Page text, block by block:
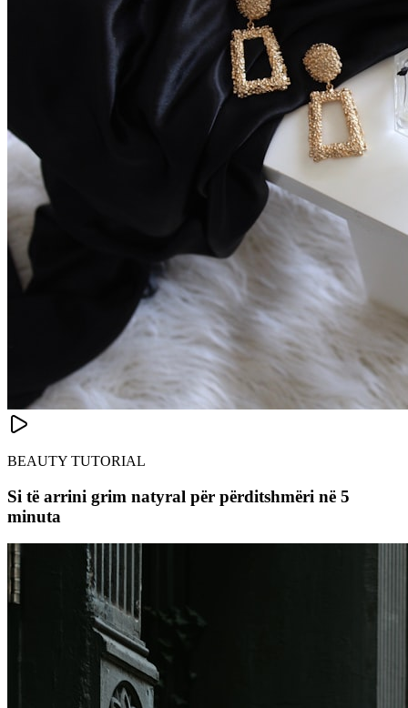
BEAUTY TUTORIAL
Si të arrini grim natyral për përditshmëri në 5
minuta